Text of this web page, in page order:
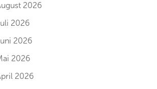
2026
2026
2026
2026
2026